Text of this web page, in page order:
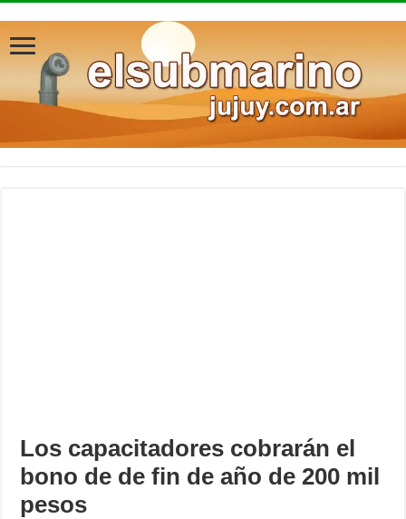
Los capacitadores cobrarán el
bono de de fin de año de 200 mil
pesos